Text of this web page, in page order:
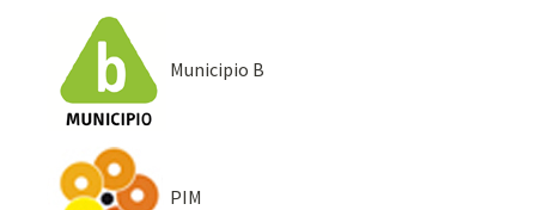
Municipio B
PIM